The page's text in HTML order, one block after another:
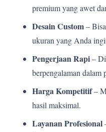
premium yang awet
Desain Custom–
ukuran yang Anda
Pengerjaan Rapi–
berpengalaman
Harga Kompetitif–
hasil maksimal.
Layanan Profesional